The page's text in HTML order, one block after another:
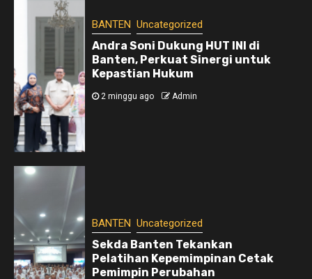
BANTEN Uncategorized
Andra Soni Dukung HUT INI di
Banten, Perkuat Sinergi untuk
Kepastian Hukum
2 minggu ago Admin
BANTEN Uncategorized
Sekda Banten Tekankan
Pelatihan Kepemimpinan Cetak
Pemimpin Perubahan